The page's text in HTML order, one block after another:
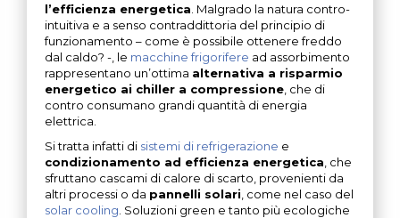
l’efficienza energetica . Malgrado la natura contro-
intuitiva e a senso contraddittoria del principio di
funzionamento – come è possibile ottenere freddo
dal caldo? -, le macchine frigorifere ad assorbimento
rappresentano un’ottima alternativa a risparmio
energetico ai chiller a compressione , che di
contro consumano grandi quantità di energia
elettrica.
Si tratta infatti di sistemi di refrigerazione e
condizionamento ad efficienza energetica , che
sfruttano cascami di calore di scarto, provenienti da
altri processi o da pannelli solari , come nel caso del
solar cooling . Soluzioni green e tanto più ecologiche